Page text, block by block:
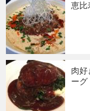
恵比
肉好
ーグ